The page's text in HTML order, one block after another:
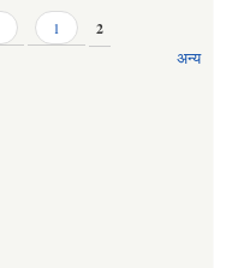
1
2
अन्य